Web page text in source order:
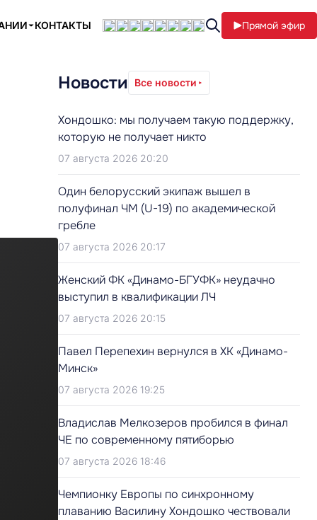
КОНТАКТЫ Прямой эфир
Новости Все новости
Хондошко: мы получаем такую поддержку,
которую не получает никто
07 августа 2026 20:20
Один белорусский экипаж вышел в
полуфинал ЧМ (U-19) по академической
гребле
07 августа 2026 20:17
Женский ФК «Динамо-БГУФК» неудачно
выступил в квалификации ЛЧ
07 августа 2026 20:15
Павел Перепехин вернулся в ХК «Динамо-
Минск»
07 августа 2026 19:25
Владислав Мелкозеров пробился в финал
ЧЕ по современному пятиборью
07 августа 2026 18:46
Чемпионку Европы по синхронному
плаванию Василину Хондошко чествовали